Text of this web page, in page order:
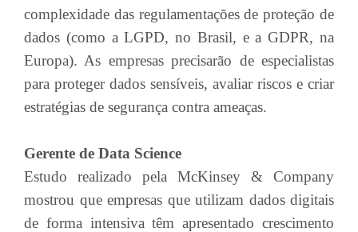
complexidade das regulamentações de proteção de
dados (como a LGPD, no Brasil, e a GDPR, na
Europa). As empresas precisarão de especialistas
para proteger dados sensíveis, avaliar riscos e criar
estratégias de segurança contra ameaças.
Gerente de Data Science
Estudo realizado pela McKinsey & Company
mostrou que empresas que utilizam dados digitais
de forma intensiva têm apresentado crescimento